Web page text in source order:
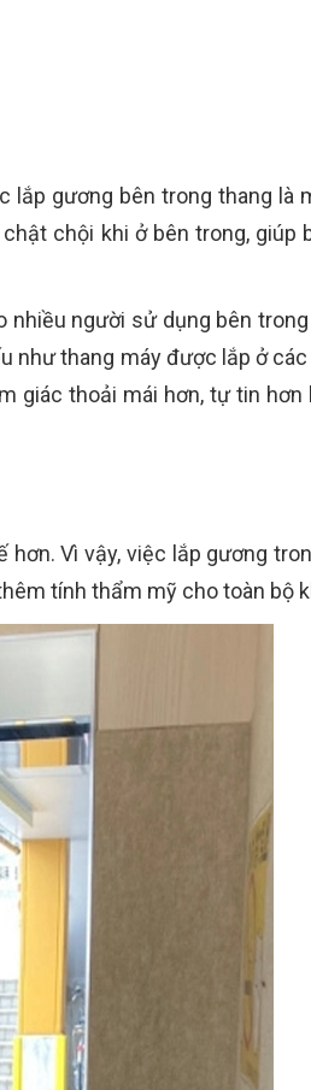
gương bên trong thang là
chội khi ở bên trong, giúp
người sử dụng bên
như thang máy được lắp ở
giác thoải mái hơn, tự tin hơn
Vì vậy, việc lắp gương
tính thẩm mỹ cho toàn bộ